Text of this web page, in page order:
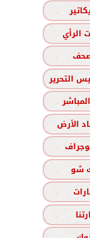
الرأي
التحرير
الأرض
شو